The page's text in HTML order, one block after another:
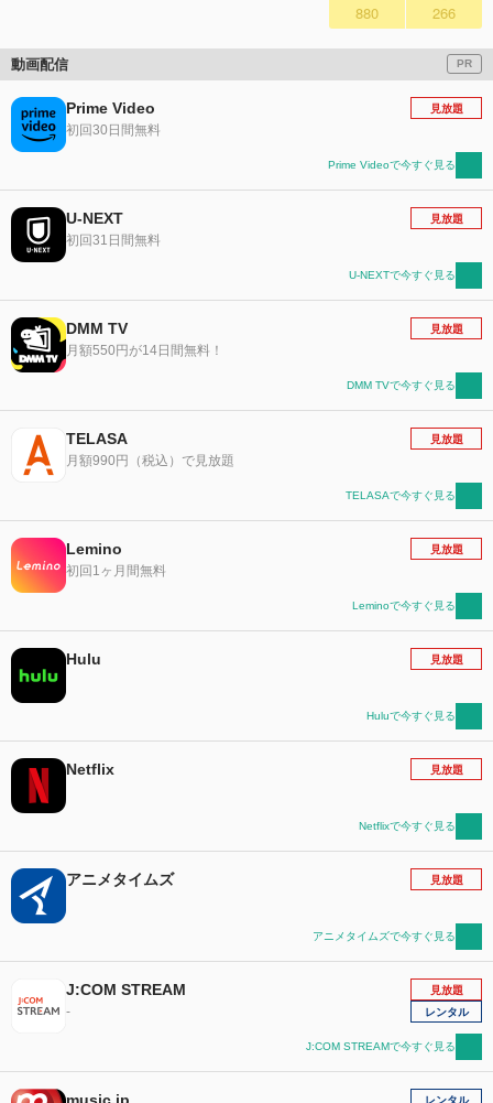
880 266
動画配信 PR
Prime Video
初回30日間無料
見放題
Prime Videoで今すぐ見る
U-NEXT
初回31日間無料
見放題
U-NEXTで今すぐ見る
DMM TV
月額550円が14日間無料！
見放題
DMM TVで今すぐ見る
TELASA
月額990円（税込）で見放題
見放題
TELASAで今すぐ見る
Lemino
初回1ヶ月間無料
見放題
Leminoで今すぐ見る
Hulu 見放題
Huluで今すぐ見る
Netflix 見放題
Netflixで今すぐ見る
アニメタイムズ 見放題
アニメタイムズで今すぐ見る
J:COM STREAM
-
見放題
レンタル
J:COM STREAMで今すぐ見る
music.jp レンタル